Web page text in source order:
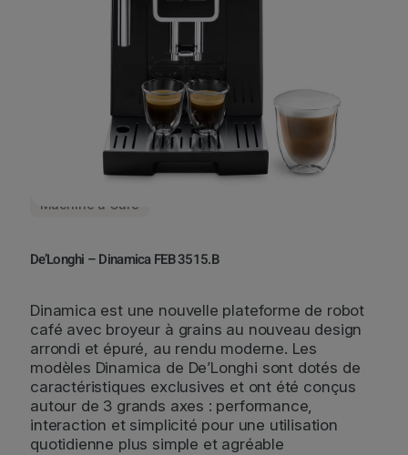
Machine à Café
De’Longhi – Dinamica FEB 3515.B
Dinamica est une nouvelle plateforme de robot
café avec broyeur à grains au nouveau design
arrondi et épuré, au rendu moderne. Les
modèles Dinamica de De’Longhi sont dotés de
caractéristiques exclusives et ont été conçus
autour de 3 grands axes : performance,
interaction et simplicité pour une utilisation
quotidienne plus simple et agréable